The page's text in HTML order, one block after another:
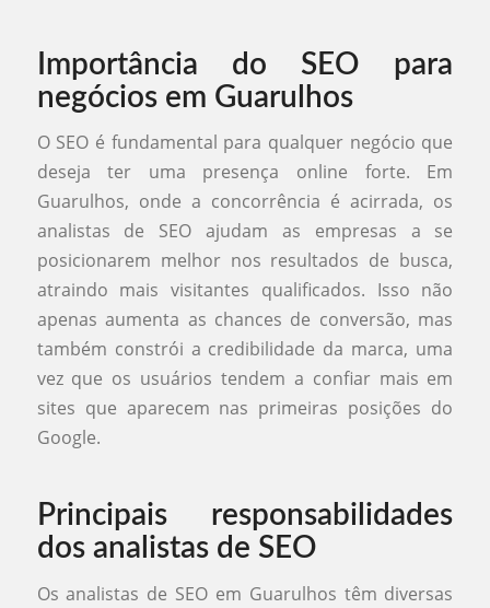
Importância do SEO para
negócios em Guarulhos
O SEO é fundamental para qualquer negócio que
deseja ter uma presença online forte. Em
Guarulhos, onde a concorrência é acirrada, os
analistas de SEO ajudam as empresas a se
posicionarem melhor nos resultados de busca,
atraindo mais visitantes qualificados. Isso não
apenas aumenta as chances de conversão, mas
também constrói a credibilidade da marca, uma
vez que os usuários tendem a confiar mais em
sites que aparecem nas primeiras posições do
Google.
Principais responsabilidades
dos analistas de SEO
Os analistas de SEO em Guarulhos têm diversas